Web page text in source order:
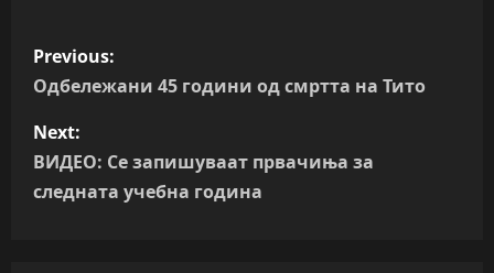
P
o
s
t
Previous:
Одбележани 45 години од смртта на Тито
Next:
ВИДЕО: Се запишуваат првачиња за
следната учебна година